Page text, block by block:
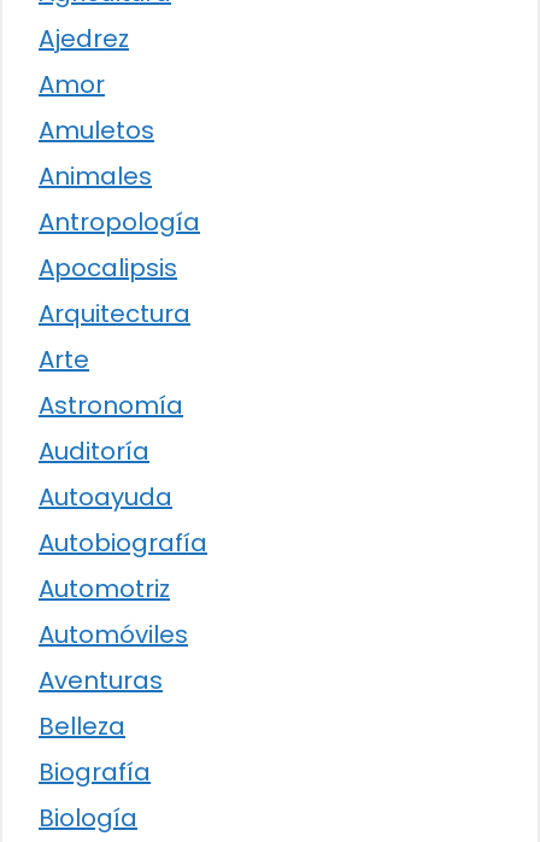
Ajedrez
Amor
Amuletos
Animales
Antropología
Apocalipsis
Arquitectura
Arte
Astronomía
Auditoría
Autoayuda
Autobiografía
Automotriz
Automóviles
Aventuras
Belleza
Biografía
Biología